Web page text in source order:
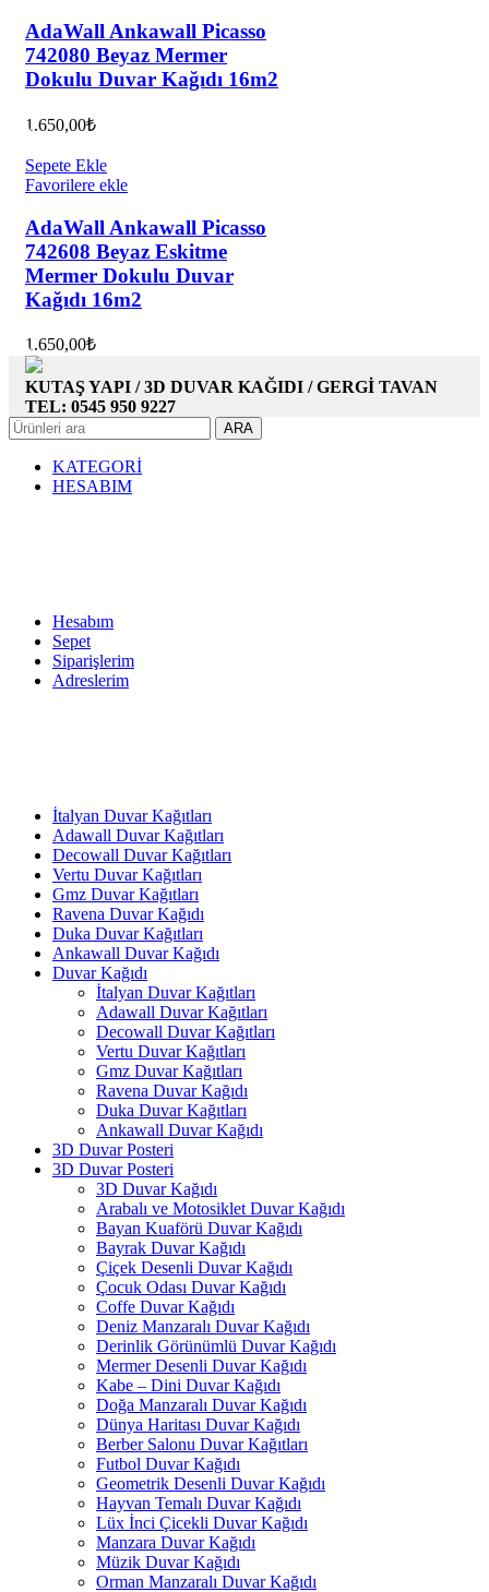
AdaWall Ankawall Picasso
742080 Beyaz Mermer
Dokulu Duvar Kağıdı 16m2
1.650,00₺
Sepete Ekle
Favorilere ekle
AdaWall Ankawall Picasso
742608 Beyaz Eskitme
Mermer Dokulu Duvar
Kağıdı 16m2
1.650,00₺
KUTAŞ YAPI / 3D DUVAR KAĞIDI / GERGİ TAVAN
TEL: 0545 950 9227
ARA
KATEGORİ
HESABIM
Hesabım
Sepet
Siparişlerim
Adreslerim
İtalyan Duvar Kağıtları
Adawall Duvar Kağıtları
Decowall Duvar Kağıtları
Vertu Duvar Kağıtları
Gmz Duvar Kağıtları
Ravena Duvar Kağıdı
Duka Duvar Kağıtları
Ankawall Duvar Kağıdı
Duvar Kağıdı
İtalyan Duvar Kağıtları
Adawall Duvar Kağıtları
Decowall Duvar Kağıtları
Vertu Duvar Kağıtları
Gmz Duvar Kağıtları
Ravena Duvar Kağıdı
Duka Duvar Kağıtları
Ankawall Duvar Kağıdı
3D Duvar Posteri
3D Duvar Posteri
3D Duvar Kağıdı
Arabalı ve Motosiklet Duvar Kağıdı
Bayan Kuaförü Duvar Kağıdı
Bayrak Duvar Kağıdı
Çiçek Desenli Duvar Kağıdı
Çocuk Odası Duvar Kağıdı
Coffe Duvar Kağıdı
Deniz Manzaralı Duvar Kağıdı
Derinlik Görünümlü Duvar Kağıdı
Mermer Desenli Duvar Kağıdı
Kabe – Dini Duvar Kağıdı
Doğa Manzaralı Duvar Kağıdı
Dünya Haritası Duvar Kağıdı
Berber Salonu Duvar Kağıtları
Futbol Duvar Kağıdı
Geometrik Desenli Duvar Kağıdı
Hayvan Temalı Duvar Kağıdı
Lüx İnci Çicekli Duvar Kağıdı
Manzara Duvar Kağıdı
Müzik Duvar Kağıdı
Orman Manzaralı Duvar Kağıdı